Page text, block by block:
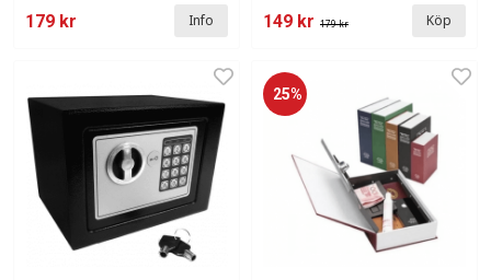
179 kr Info 149 kr 179 kr Köp
25%